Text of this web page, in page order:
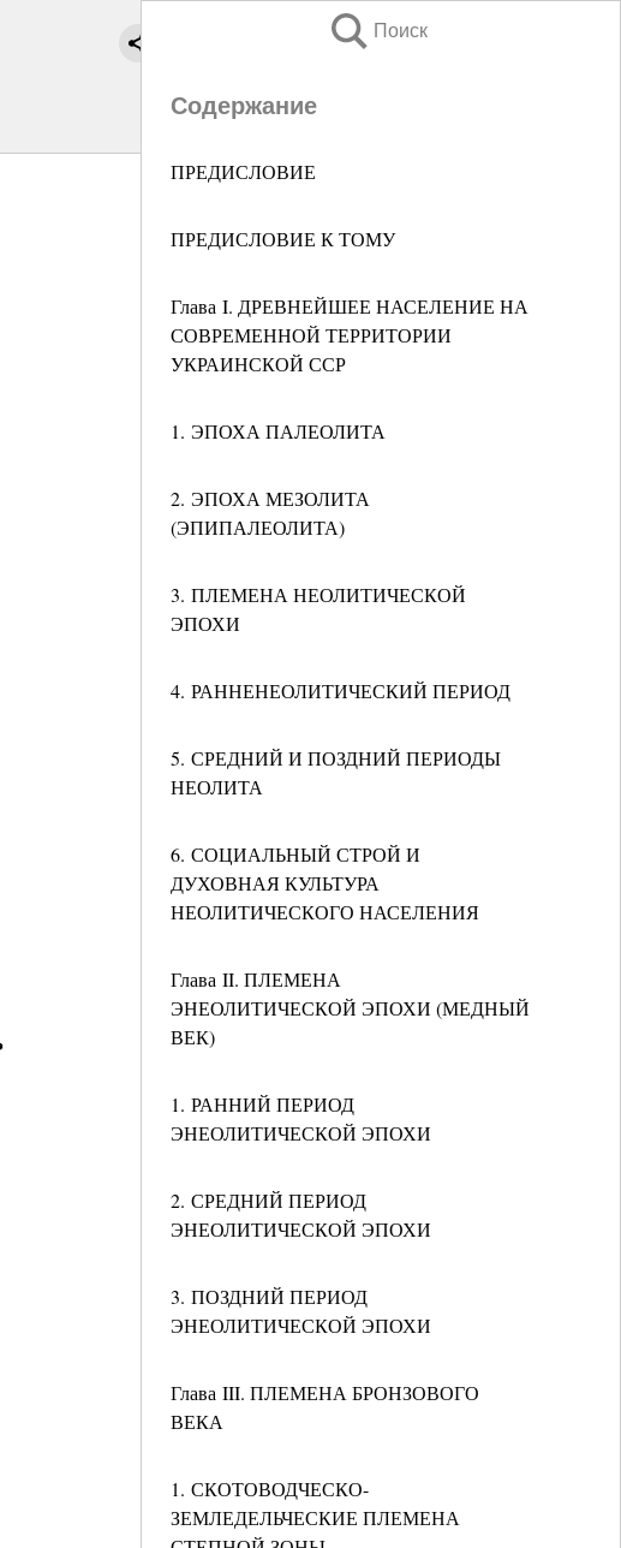
Поиск
Содержание
ПРЕДИСЛОВИЕ
ПРЕДИСЛОВИЕ К ТОМУ
Глава I. ДРЕВНЕЙШЕЕ НАСЕЛЕНИЕ НА
СОВРЕМЕННОЙ ТЕРРИТОРИИ
УКРАИНСКОЙ ССР
1. ЭПОХА ПАЛЕОЛИТА
2. ЭПОХА МЕЗОЛИТА
(ЭПИПАЛЕОЛИТА)
3. ПЛЕМЕНА НЕОЛИТИЧЕСКОЙ
ЭПОХИ
4. РАННЕНЕОЛИТИЧЕСКИЙ ПЕРИОД
5. СРЕДНИЙ И ПОЗДНИЙ ПЕРИОДЫ
НЕОЛИТА
6. СОЦИАЛЬНЫЙ СТРОЙ И
ДУХОВНАЯ КУЛЬТУРА
НЕОЛИТИЧЕСКОГО НАСЕЛЕНИЯ
Глава II. ПЛЕМЕНА
ЭНЕОЛИТИЧЕСКОЙ ЭПОХИ (МЕДНЫЙ
ВЕК)
1. РАННИЙ ПЕРИОД
ЭНЕОЛИТИЧЕСКОЙ ЭПОХИ
2. СРЕДНИЙ ПЕРИОД
ЭНЕОЛИТИЧЕСКОЙ ЭПОХИ
3. ПОЗДНИЙ ПЕРИОД
ЭНЕОЛИТИЧЕСКОЙ ЭПОХИ
Глава III. ПЛЕМЕНА БРОНЗОВОГО
ВЕКА
1. СКОТОВОДЧЕСКО-
ЗЕМЛЕДЕЛЬЧЕСКИЕ ПЛЕМЕНА